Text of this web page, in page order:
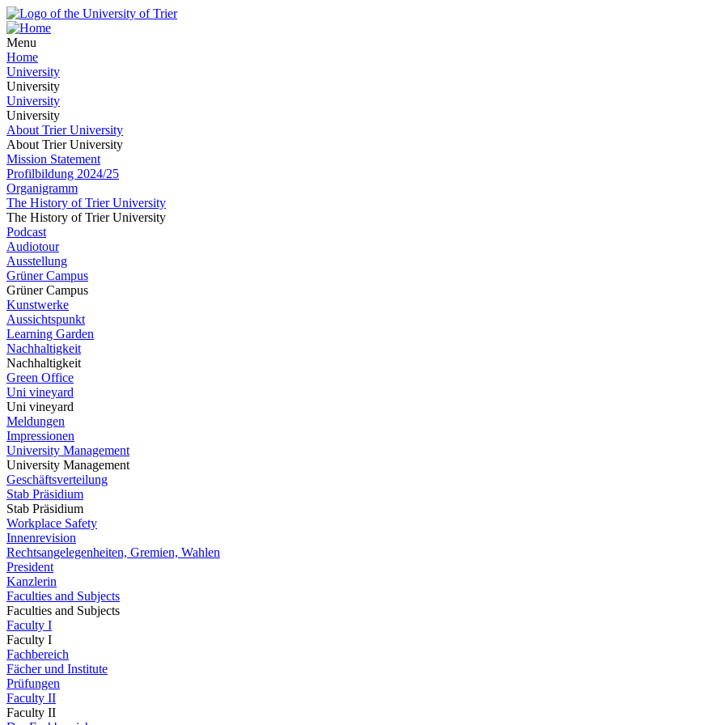
Menu
Home
University
University
University
University
About Trier University
About Trier University
Mission Statement
Profilbildung 2024/25
Organigramm
The History of Trier University
The History of Trier University
Podcast
Audiotour
Ausstellung
Grüner Campus
Grüner Campus
Kunstwerke
Aussichtspunkt
Learning Garden
Nachhaltigkeit
Nachhaltigkeit
Green Office
Uni vineyard
Uni vineyard
Meldungen
Impressionen
University Management
University Management
Geschäftsverteilung
Stab Präsidium
Stab Präsidium
Workplace Safety
Innenrevision
Rechtsangelegenheiten, Gremien, Wahlen
President
Kanzlerin
Faculties and Subjects
Faculties and Subjects
Faculty I
Faculty I
Fachbereich
Fächer und Institute
Prüfungen
Faculty II
Faculty II